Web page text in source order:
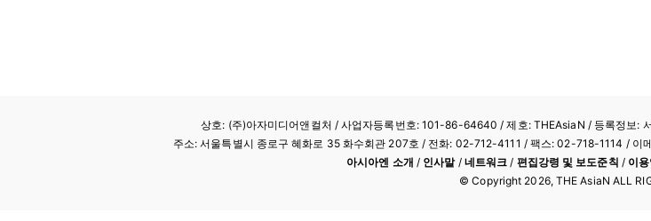
상호: (주)아자미디어앤컬처 /사업자등록번호: 101-86-64640 / 제호: THEAsiaN / 등록정보:
주소: 서울특별시 종로구 혜화로 35 화수회관 207호 / 전화: 02-712-4111 / 팩스: 02-718-1114 / 이
아시아엔 소개 / 인사말/ 네트워크 / 편집강령 및 보도준칙 / 이
© Copyright 2026, THE AsiaN ALL